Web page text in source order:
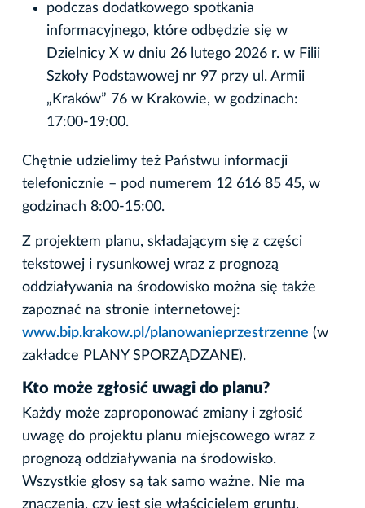
podczas dodatkowego spotkania
informacyjnego, które odbędzie się w
Dzielnicy X w dniu 26 lutego 2026 r. w Filii
Szkoły Podstawowej nr 97 przy ul. Armii
„Kraków” 76 w Krakowie, w godzinach:
17:00-19:00.
Chętnie udzielimy też Państwu informacji
telefonicznie – pod numerem 12 616 85 45, w
godzinach 8:00-15:00.
Z projektem planu, składającym się z części
tekstowej i rysunkowej wraz z prognozą
oddziaływania na środowisko można się także
zapoznać na stronie internetowej:
www.bip.krakow.pl/planowanieprzestrzenne (w
zakładce PLANY SPORZĄDZANE).
Kto może zgłosić uwagi do planu?
Każdy może zaproponować zmiany i zgłosić
uwagę do projektu planu miejscowego wraz z
prognozą oddziaływania na środowisko.
Wszystkie głosy są tak samo ważne. Nie ma
znaczenia, czy jest się właścicielem gruntu,